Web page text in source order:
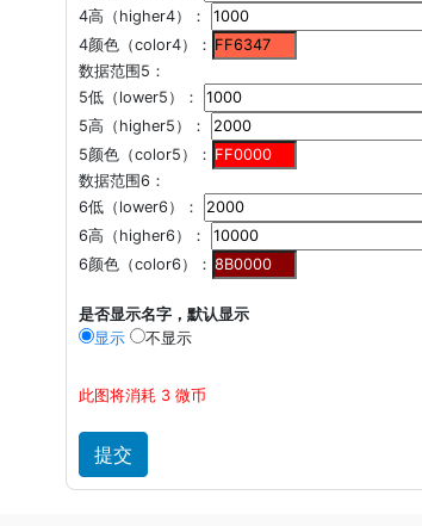
4高（higher4）：
4颜色（color4）：
数据范围5：
5低（lower5）：
5高（higher5）：
5颜色（color5）：
数据范围6：
6低（lower6）：
6高（higher6）：
6颜色（color6）：
是否显示名字，默认显示
显示
不显示
此图将消耗 3 微币